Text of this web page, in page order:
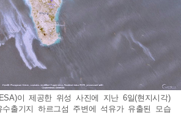
이 제공한 위성 사진에 지난 6일(현지시각)
수출기지 하르그섬 주변에 석유가 유출된 모습